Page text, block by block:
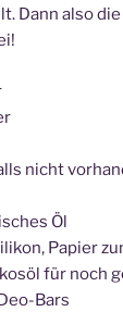
Dann also
nicht
Öl
Papier
für noch
Bars